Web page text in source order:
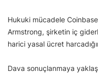
Hukuki mücadele
Armstrong, şirketin iç
harici yasal ücret
Dava sonuçlanmaya